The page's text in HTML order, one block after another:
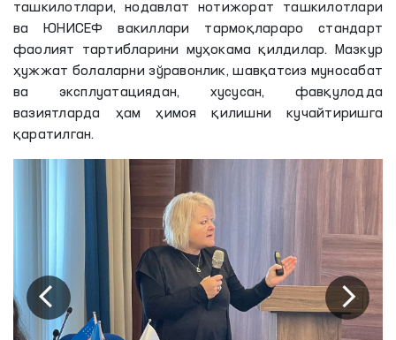
ташкилотлари, нодавлат нотижорат ташкилотлари
ва ЮНИСEФ вакиллари тармоқлараро стандарт
фаолият тартибларини муҳокама қилдилар. Мазкур
ҳужжат болаларни зўравонлик, шавқатсиз муносабат
ва эксплуатациядан, хусусан, фавқулодда
вазиятларда ҳам ҳимоя қилишни кучайтиришга
қаратилган.